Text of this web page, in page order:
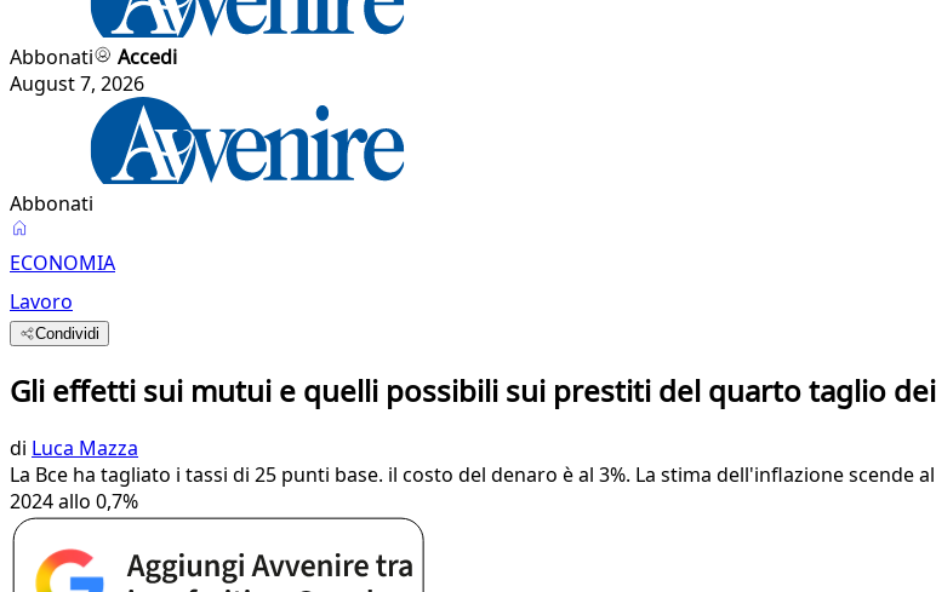
Abbonati
Accedi
August 7, 2026
Abbonati
ECONOMIA
Lavoro
Condividi
Gli effetti sui mutui e quelli possibili sui prestiti del quarto taglio
di Luca Mazza
La Bce ha tagliato i tassi di 25 punti base. il costo del denaro è al 3%. La stima dell'inflazione scende
2024 allo 0,7%